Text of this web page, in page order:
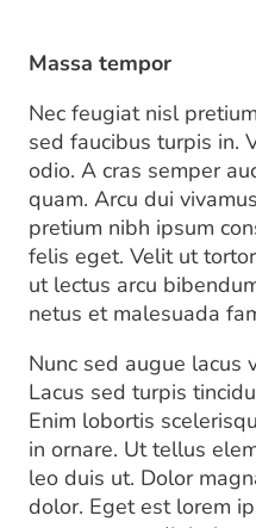
Massa tempor
Nec feugiat nisl
sed faucibus turpis in.
odio. A cras semper
quam. Arcu dui
pretium nibh ipsum
felis eget. Velit ut
ut lectus arcu
netus et malesuada
Nunc sed augue lacus
Lacus sed turpis
Enim lobortis
in ornare. Ut tellus
leo duis ut. Dolor
dolor. Eget est lorem